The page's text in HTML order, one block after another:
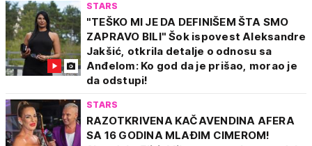
STARS
"TEŠKO MI JE DA DEFINIŠEM ŠTA SMO
ZAPRAVO BILI" Šok ispovest Aleksandre
Jakšić, otkrila detalje o odnosu sa
Anđelom: Ko god da je prišao, morao je
da odstupi!
STARS
RAZOTKRIVENA KAČAVENDINA AFERA
SA 16 GODINA MLAĐIM CIMEROM!